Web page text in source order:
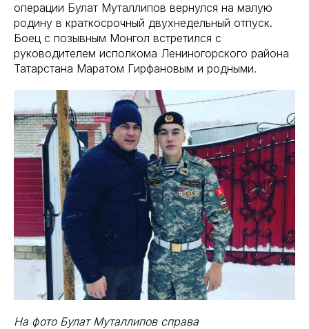
операции Булат Муталлипов вернулся на малую
родину в краткосрочный двухнедельный отпуск.
Боец с позывным Монгол встретился с
руководителем исполкома Лениногорского района
Татарстана Маратом Гирфановым и родными.
На фото Булат Муталлипов справа